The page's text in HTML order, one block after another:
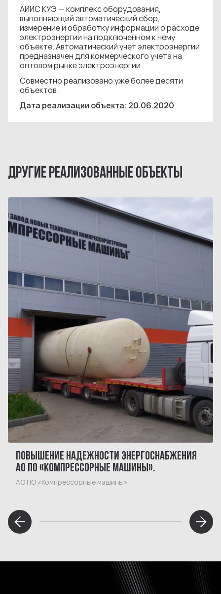
АИИС КУЭ — комплекс оборудования,
выполняющий автоматический сбор,
измерение и обработку информации о расходе
электроэнергии на подключенном к нему
объекте. Автоматический учет электроэнергии
предназначен для коммерческого учета на
оптовом рынке электроэнергии.
Совместно реализовано уже более десяти
объектов.
Дата реализации объекта: 20.06.2020
ДРУГИЕ РЕАЛИЗОВАННЫЕ ОБЪЕКТЫ
ПОВЫШЕНИЕ НАДЕЖНОСТИ ЭНЕРГОСНАБЖЕНИЯ
АО ПО «КОМПРЕССОРНЫЕ МАШИНЫ».
АО ПО «Компрессорные машины»